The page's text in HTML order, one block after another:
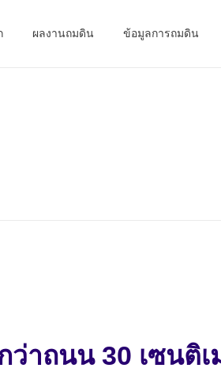
ผลงานถมดิน ข้อมูลการถมดิน
ว่าถนน 30 เซนติเ